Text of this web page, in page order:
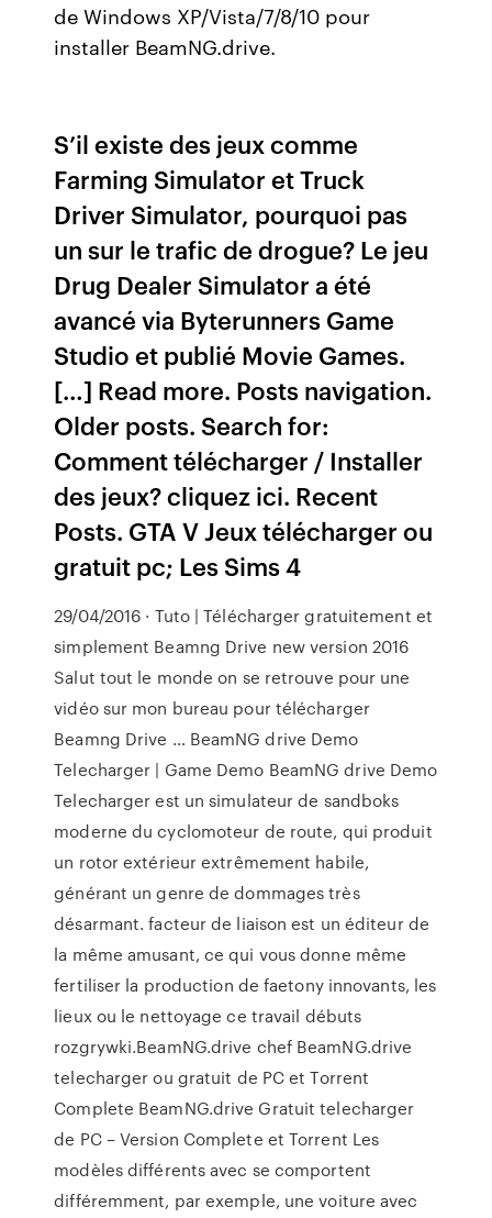
de Windows XP/Vista/7/8/10 pour
installer BeamNG.drive.
S’il existe des jeux comme
Farming Simulator et Truck
Driver Simulator, pourquoi pas
un sur le trafic de drogue? Le jeu
Drug Dealer Simulator a été
avancé via Byterunners Game
Studio et publié Movie Games.
[…] Read more. Posts navigation.
Older posts. Search for:
Comment télécharger / Installer
des jeux? cliquez ici. Recent
Posts. GTA V Jeux télécharger ou
gratuit pc; Les Sims 4
29/04/2016 · Tuto | Télécharger gratuitement et
simplement Beamng Drive new version 2016
Salut tout le monde on se retrouve pour une
vidéo sur mon bureau pour télécharger
Beamng Drive … BeamNG drive Demo
Telecharger | Game Demo BeamNG drive Demo
Telecharger est un simulateur de sandboks
moderne du cyclomoteur de route, qui produit
un rotor extérieur extrêmement habile,
générant un genre de dommages très
désarmant. facteur de liaison est un éditeur de
la même amusant, ce qui vous donne même
fertiliser la production de faetony innovants, les
lieux ou le nettoyage ce travail débuts
rozgrywki.BeamNG.drive chef BeamNG.drive
telecharger ou gratuit de PC et Torrent
Complete BeamNG.drive Gratuit telecharger
de PC – Version Complete et Torrent Les
modèles différents avec se comportent
différemment, par exemple, une voiture avec